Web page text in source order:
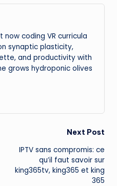
now coding VR curricula
synaptic plasticity,
and productivity with
grows hydroponic olives
Next Post
IPTV sans compromis: ce
qu’il faut savoir sur
king365tv, king365 et king
365